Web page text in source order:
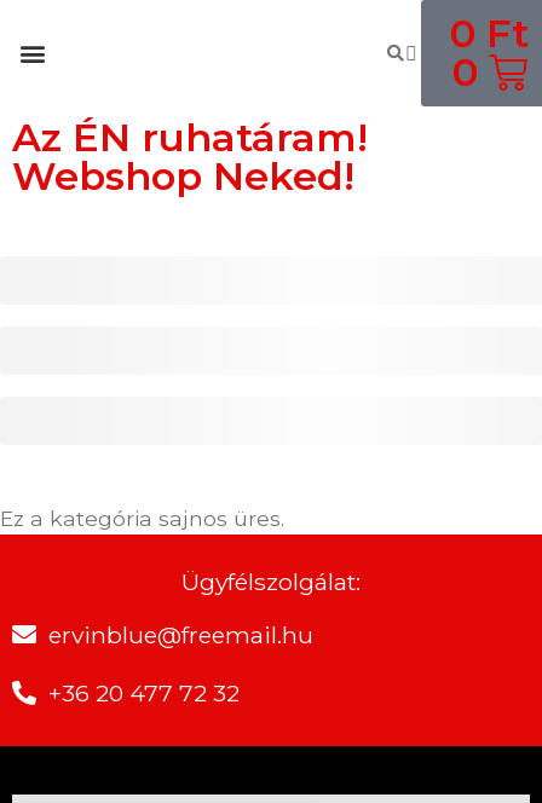
0 Ft
0
Az ÉN ruhatáram!
Webshop Neked!
Ez a kategória sajnos üres.
Ügyfélszolgálat:
ervinblue@freemail.hu
+36 20 477 72 32